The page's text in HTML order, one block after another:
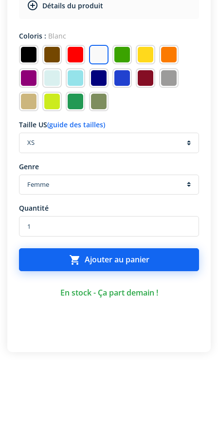
Détails du produit
Coloris : Blanc
Taille US(guide des tailles)
Genre
Quantité
 Ajouter au panier
En stock - Ça part demain !